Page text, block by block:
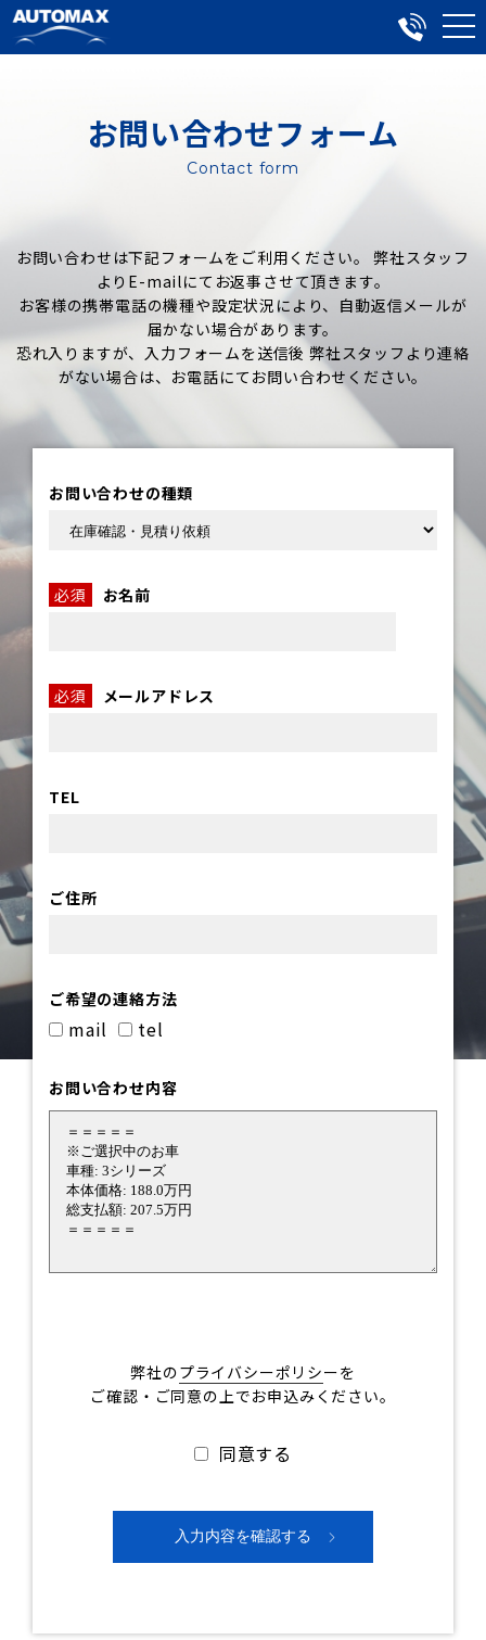
お問い合わせフォーム
Contact form
お問い合わせは下記フォームをご利用ください。 弊社スタッフ
よりE-mailにてお返事させて頂きます。
お客様の携帯電話の機種や設定状況により、自動返信メールが
届かない場合があります。
恐れ入りますが、入力フォームを送信後 弊社スタッフより連絡
がない場合は、お電話にてお問い合わせください。
お問い合わせの種類
必須 お名前
必須 メールアドレス
TEL
ご住所
ご希望の連絡方法
mail tel
お問い合わせ内容
弊社のプライバシーポリシーを
ご確認・ご同意の上でお申込みください。
同意する